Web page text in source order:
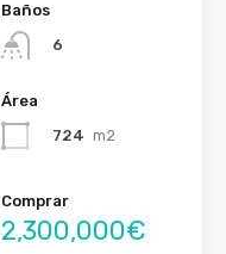
Baños
6
Área
724 m2
Comprar
2,300,000€